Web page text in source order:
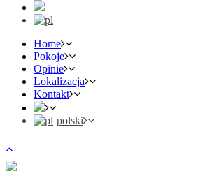
Home
Pokoje
Opinie
Lokalizacja
Kontakt
polski